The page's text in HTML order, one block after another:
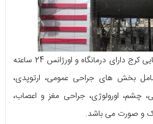
بیمارستان شهید رجایی کرج دارای درمانگاه و اورژانس 24 ساعته
بخش های جراحی عمومی، ارتوپدی،
چشم، اورولوژی، جراحی مغز و اعصاب،
و صورت می باشد.